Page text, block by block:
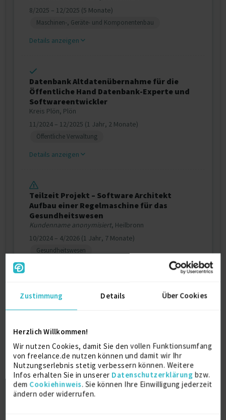
Zustimmung Details Über Cookies
Herzlich Willkommen!
Wir nutzen Cookies, damit Sie den vollen Funktionsumfang
von freelance.de nutzen können und damit wir Ihr
Nutzungserlebnis stetig verbessern können. Weitere
Infos erhalten Sie in unserer Datenschutzerklärung bzw.
dem Cookiehinweis. Sie können Ihre Einwilligung jederzeit
ändern oder widerrufen.
8/2025 – 12/2025 (5 Monate)
Maschinen-, Geräte- und Komponentenbau
Details anzeigen
Datenbank Altdatenübernahme für die
Öffentliche Hand Datenbank-Experte und
Softwareentwickler
Kreis Plön, Plön
11/2024 – 12/2025 (1 Jahr, 2 Monate)
Öffentliche Verwaltung
Details anzeigen
Teilzeit Projekt – Software Architekt
Aufbau einer Regelmaschine für das
Gesundheitswesen
Kundenname anonymisiert, Heilbronn
10/2024 – 4/2026 (1 Jahr, 7 Monate)
Gesundheitswesen
Weitere Projekt‐ & Berufserfahrung anzeigen
Zertifikate
Ausbilder AEVO
IHK Darmstadt
2024